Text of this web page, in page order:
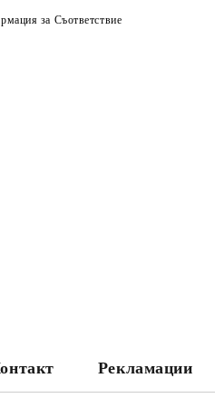
за Съответствие
Рекламации